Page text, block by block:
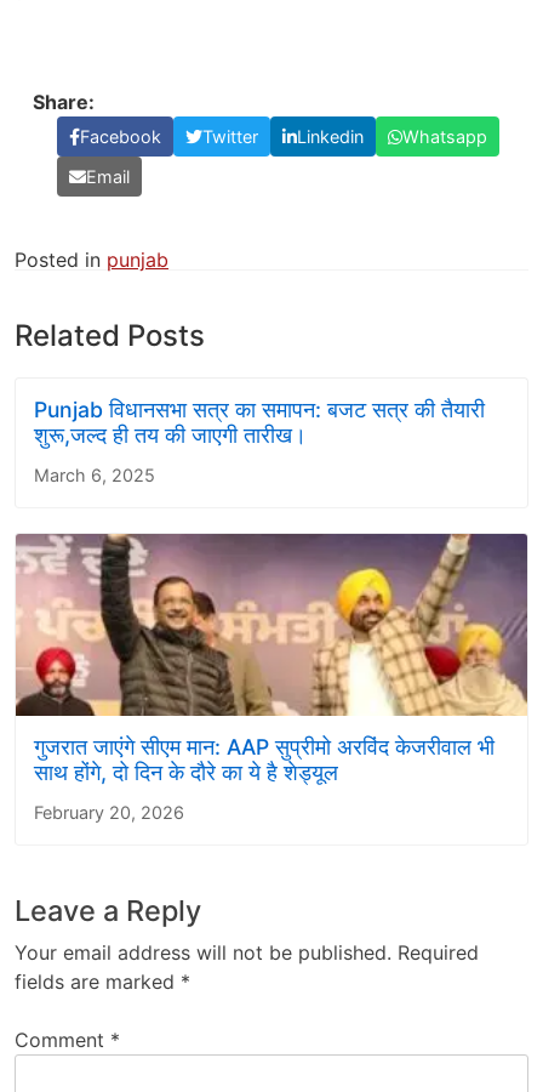
Share:
Facebook Twitter Linkedin
Whatsapp
Email
Posted in punjab
Related Posts
Punjab विधानसभा सत्र का समापन: बजट सत्र की तैयारी
शुरू,जल्द ही तय की जाएगी तारीख।
March 6, 2025
गुजरात जाएंगे सीएम मान: AAP सुप्रीमो अरविंद केजरीवाल भी
साथ होंगे, दो दिन के दौरे का ये है शेड्यूल
February 20, 2026
Leave a Reply
Your email address will not be published. Required
fields are marked *
Comment *